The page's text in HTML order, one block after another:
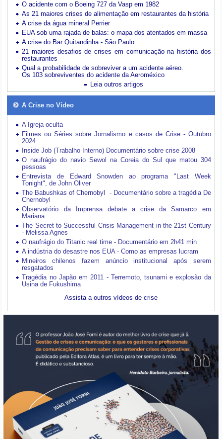
O acidente com o Boeing 727 da Vasp em 1982
As 21 maiores crises de alimentação em restaurantes da história
A crise da água mineral Perrier
EUA sob uma rajada de balas: o mapa dos atentados em massa
A crise do Bar Quitandinha - São Paulo
21 maiores desafios de crises em comunicação na história dos
restaurantes
Qual a probabilidade de sobreviver a um acidente aéreo.
Os 103 sobreviventes do acidente da Aeroméxico
Leia outros artigos
A Crise no Vídeo
A Igreja oculta
Filmes ou Séries sobre Jornalismo e casos de Crise - Outubro
2024
Inside Job (Trabalho Interno) Documentário sobre crise 2008
O naufrágio do navio Sewol na Coreia do Sul que matou 304
pessoas
Entrevista de Edward Snowden ao programa "Last Week
Tonight", de John Oliver
The Babushkas of Chernobyl - Documentário sobre a tragédia De
Chernobyl
Observatório da Imprensa debate a crise da Samarco em
Mariana
The Secret to Successful Crisis Management in the 21st Century
- Melissa Agnes
O naufrágio do Titanic real time - Documentário em 2h41 min
A indústria do desastre nos EUA - Como as empresas lucram
Mineiros chilenos fazem anúncio institucional após serem
resgatados
Tragédia no Japão em 2011 - Terremoto, tsunami e explosão da
Usina de Fukushima
Assista a outros vídeos de crise